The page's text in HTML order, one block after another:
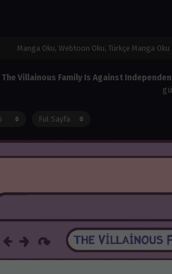
Manga Oku, Webtoon Oku, Türkçe Manga
The Villainous Family Is Against